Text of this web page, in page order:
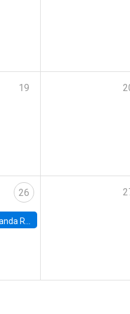
19
26
University of Wisconsin-Madison